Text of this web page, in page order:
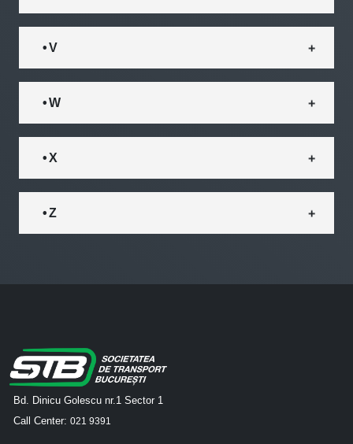
• V
• W
• X
• Z
Bd. Dinicu Golescu nr.1 Sector 1
Call Center: 021 9391